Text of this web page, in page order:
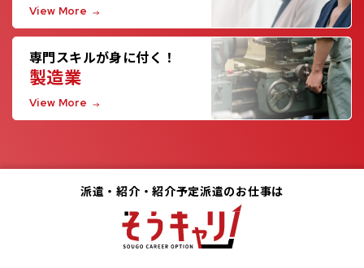
View More
専門スキルが身に付く！
製造業
View More
派遣・紹介・紹介予定派遣のお仕事は